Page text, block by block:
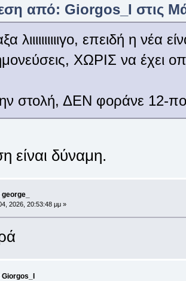
από: Giorgos_I στις
λιιιιιιιιιιγο, επειδή η
ΧΩΡΙΣ να έχει
στολή, ΔΕΝ φοράνε 12-
είναι δύναμη.
2026, 20:53:48 μμ »
Giorgos_I